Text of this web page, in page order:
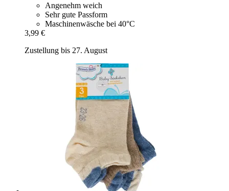
Angenehm weich
Sehr gute Passform
Maschinenwäsche bei 40°C
3,99 €
Zustellung bis 27. August